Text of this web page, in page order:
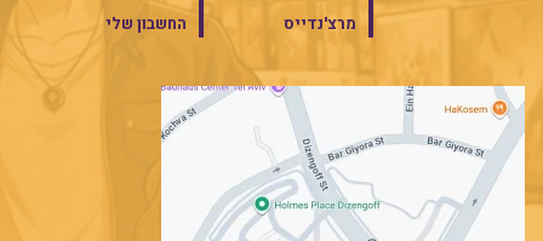
מרצ'נדייס
החשבון שלי